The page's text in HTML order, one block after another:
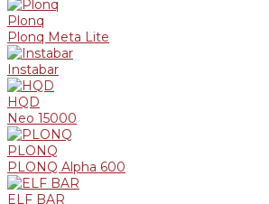
Plonq
Plonq Meta Lite
Instabar
HQD
Neo 15000
PLONQ
PLONQ Alpha 600
ELF BAR